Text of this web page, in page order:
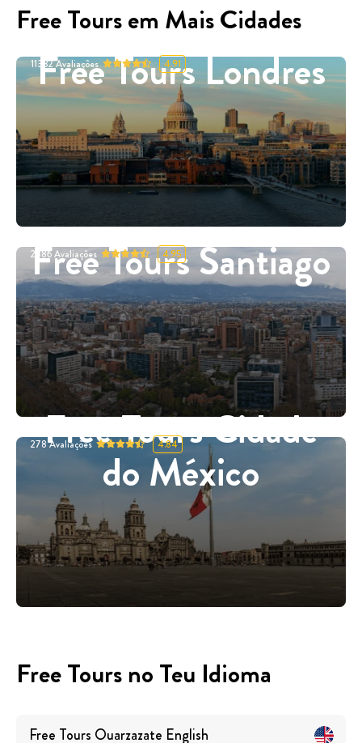
Free Tours em Mais Cidades
Free Tours Londres
11332Avaliações 4.91
Free Tours Santiago
2886Avaliações 4.95
Free Tours Cidade
do México
278 Avaliações 4.84
Free Tours no Teu Idioma
Free Tours Ouarzazate English